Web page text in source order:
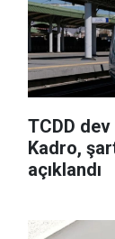
TCDD dev
Kadro,
açıklandı